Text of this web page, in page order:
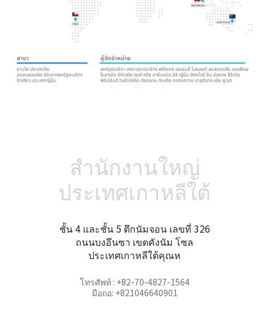
สำนักงานใหญ่
ประเทศเกาหลีใต้
ชั้น 4 และชั้น 5 ตึกนัมจอน เลขที่ 326
ถนนบงอึนซา เขตคังนัม โซล
ประเทศเกาหลีใต้คุณห
โทรศัพท์ : +82-70-4827-1564
มือถอ: +821046640901